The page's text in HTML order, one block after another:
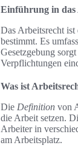
Einführung in das
Das Arbeitsrecht
bestimmt. Es
Gesetzgebung
Verpflichtungen
Was ist
Die Definition von
die Arbeit setzen.
Arbeiter in
am Arbeitsplatz.